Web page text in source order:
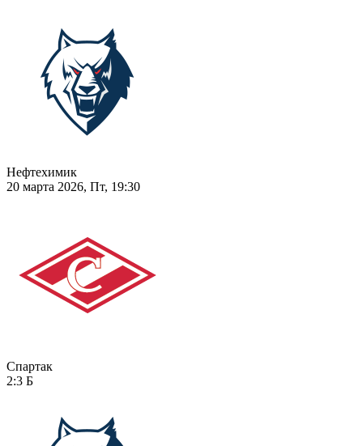
Нефтехимик
20 марта 2026, Пт, 19:30
Спартак
2:3 Б